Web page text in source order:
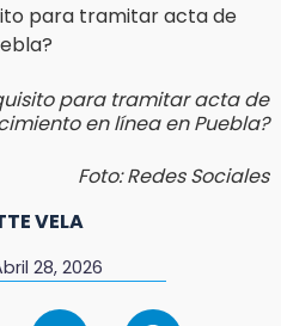
para tramitar acta de
en línea en Puebla?
Foto: Redes Sociales
VELA
28, 2026